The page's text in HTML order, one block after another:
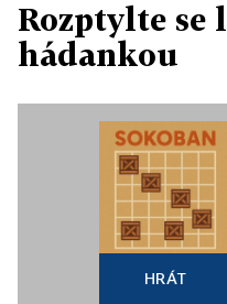
Rozptylte se
hádankou
HRÁT